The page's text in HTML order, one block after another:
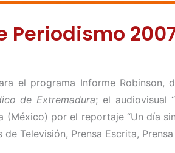
el programa Informe
de Extremadura; el audiovisual
por el reportaje “Un día
Televisión, Prensa Escrita,